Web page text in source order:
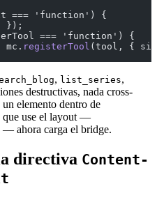
=== 'function') {
});
=== 'function') {
registerTool (tool, {
, list_series,
destructivas, nada cross-
elemento dentro de
que use el layout —
ahora carga el bridge.
directiva Content-